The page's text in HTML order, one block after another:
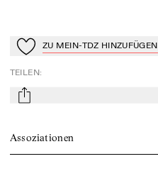
Zu Mein-TdZ hinzufügen
ZU MEIN-TDZ HINZUFÜGEN
TEILEN:
mail
Assoziationen